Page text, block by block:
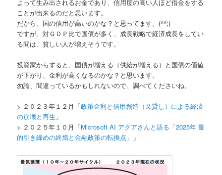
よって生み出されるお金であり、信用度の高い人ほど借金をする
ことが出来るのだと思います。
だから、国の信用が高いのかな？と思ってます。(^^;)
ですが、対ＧＤＰ比で国債が多く、成長戦略で経済成長をしてい
る間は、貧しい人が増えそうです。
投資家からすると、国債が増える（供給が増える）と国債の価値
が下がり、金利が高くなるのかな？と思います。
勿論、間違っているかもしれないので、調べてくださいね。
> ２０２３年１２月「政策金利と信用創造（又貸し）による経済
の崩壊と再生 」
> ２０２５年１０月「Microsoft AI アクアさんと語る「2025年 量
的引き締めの終焉と金融政策の転換点」 」